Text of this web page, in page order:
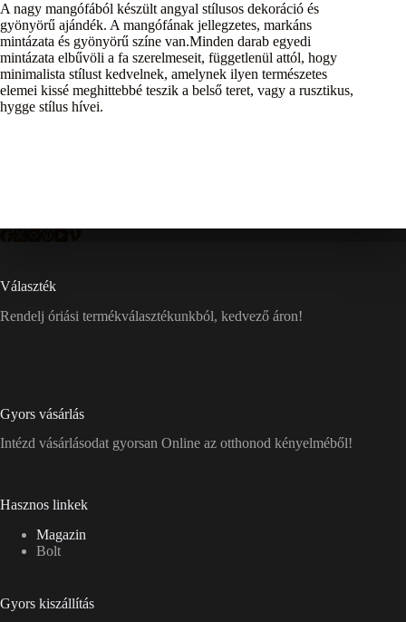
A nagy mangófából készült angyal stílusos dekoráció és
gyönyörű ajándék. A mangófának jellegzetes, markáns
mintázata és gyönyörű színe van.Minden darab egyedi
mintázata elbűvöli a fa szerelmeseit, függetlenül attól, hogy
minimalista stílust kedvelnek, amelynek ilyen természetes
elemei kissé meghittebbé teszik a belső teret, vagy a rusztikus,
hygge stílus hívei.
Választék
Rendelj óriási termékválasztékunkból, kedvező áron!
Gyors vásárlás
Intézd vásárlásodat gyorsan Online az otthonod kényelméből!
Hasznos linkek
Magazin
Bolt
Gyors kiszállítás